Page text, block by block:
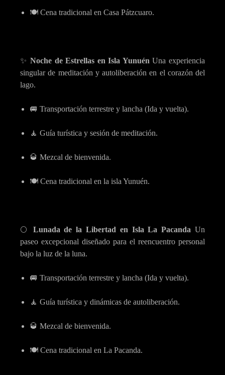
🍽️ Cena tradicional en Casa Pátzcuaro.
✨Noche de Estrellas en Isla Yunuén Una experiencia
singular de meditación y autoliberación en el corazón del
lago.
🚐 Transportación terrestre y lancha (Ida y vuelta).
🧘 Guía turística y sesión de meditación.
🥃 Mezcal de bienvenida.
🍽️ Cena tradicional en la isla Yunuén.
🌕 Lunada de la Libertad en Isla La Pacanda Un
paseo excepcional diseñado para el reencuentro personal
bajo la luz de la luna.
🚐 Transportación terrestre y lancha (Ida y vuelta).
🧘 Guía turística y dinámicas de autoliberación.
🥃 Mezcal de bienvenida.
🍽️ Cena tradicional en La Pacanda.